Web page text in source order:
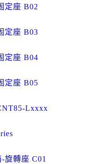
定座 B02
定座 B03
定座 B04
定座 B05
Lxxxx
旋轉座 C01